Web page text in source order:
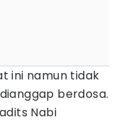
ini namun tidak
berdosa.
Nabi